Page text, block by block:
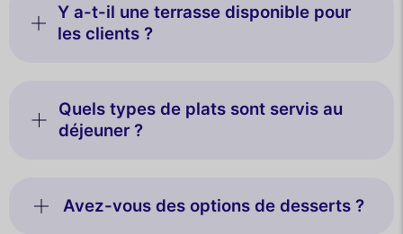
Y a-t-il une terrasse disponible pour
les clients ?
Quels types de plats sont servis au
déjeuner ?
Avez-vous des options de desserts ?